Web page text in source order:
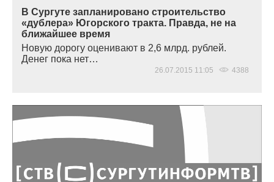
В Сургуте запланировано строительство
«дублера» Югорского тракта. Правда, не на
ближайшее время
Новую дорогу оценивают в 2,6 млрд. рублей.
Денег пока нет…
26.07.2015 11:05 4388